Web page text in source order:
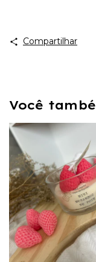
Compartilhar
Você